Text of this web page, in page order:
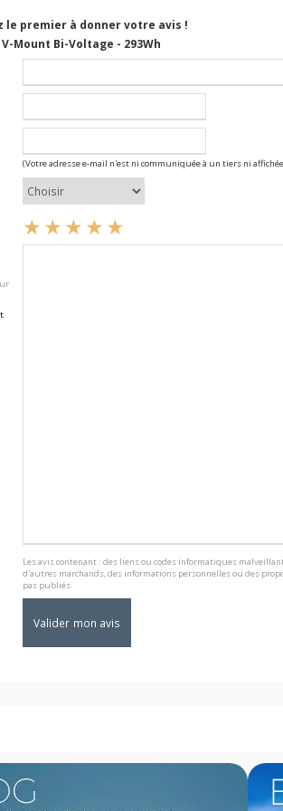
le premier à donner votre avis !
Mount Bi-Voltage - 293Wh
(Votre adresse e-mail n'est ni communiquée à un tiers ni
.
Les avis contenant : des liens ou codes informatiques
d'autres marchands, des informations personnelles ou des
pas publiés.